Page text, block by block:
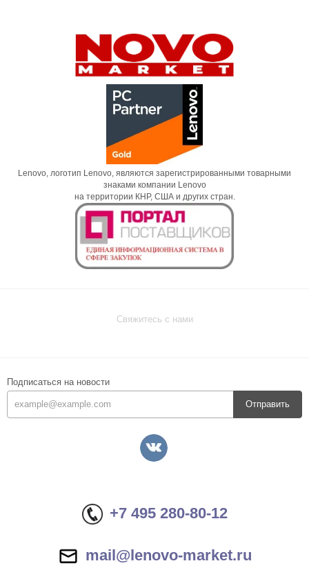
Lenovo, логотип Lenovo, являются зарегистрированными товарными
знаками компании Lenovo
на территории КНР, США и других стран.
Свяжитесь с нами
Подписаться на новости
Отправить
+7 495 280-80-12
mail@lenovo-market.ru